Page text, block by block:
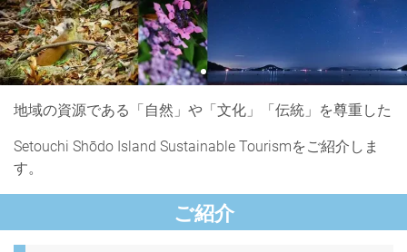
地域の資源である「自然」や「文化」「伝統」を尊重した
Setouchi Shōdo Island Sustainable Tourismをご紹介しま
す。
ご紹介